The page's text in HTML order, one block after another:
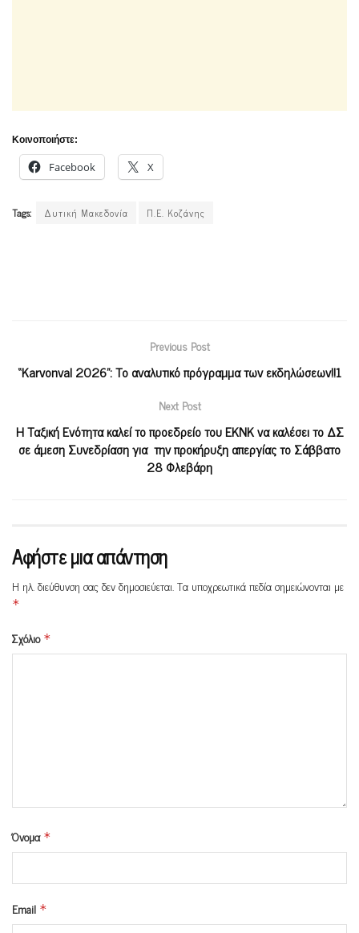
Κοινοποιήστε:
Facebook X
Tags: Δυτική Μακεδονία Π.Ε. Κοζάνης
Previous Post
“Κarvonval 2026”: Το αναλυτικό πρόγραμμα των εκδηλώσεων!!1
Next Post
Η Ταξική Ενότητα καλεί το προεδρείο του ΕΚΝΚ να καλέσει το ΔΣ
σε άμεση Συνεδρίαση για την προκήρυξη απεργίας το Σάββατο
28 Φλεβάρη
Αφήστε μια απάντηση
Η ηλ. διεύθυνση σας δεν δημοσιεύεται.Τα υποχρεωτικά πεδία σημειώνονται με
*
Σχόλιο *
Όνομα *
Email *